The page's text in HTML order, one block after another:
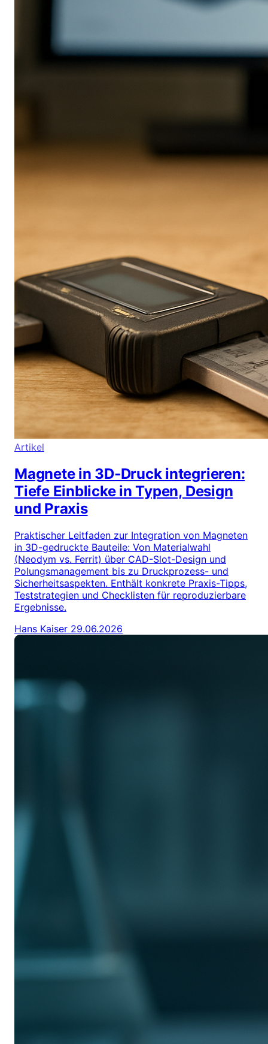
Artikel
Magnete in 3D‑Druck integrieren:
Tiefe Einblicke in Typen, Design
und Praxis
Praktischer Leitfaden zur Integration von Magneten
in 3D-gedruckte Bauteile: Von Materialwahl
(Neodym vs. Ferrit) über CAD-Slot-Design und
Polungsmanagement bis zu Druckprozess- und
Sicherheitsaspekten. Enthält konkrete Praxis-Tipps,
Teststrategien und Checklisten für reproduzierbare
Ergebnisse.
Hans Kaiser 29.06.2026